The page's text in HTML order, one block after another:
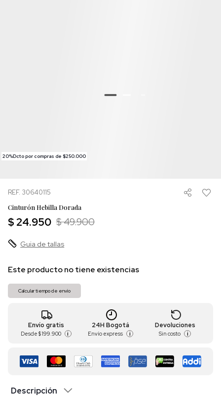
20%Dcto por compras de $250.000
REF. 30640115
Cinturón Hebilla Dorada
$ 24.950 $ 49.900
Guia de tallas
Este producto no tiene existencias
Calcular tiempo de envío
Envío gratis
Desde $ 199.900 i
24H Bogotá
Envío express i
Devoluciones
Sin costo i
Descripción